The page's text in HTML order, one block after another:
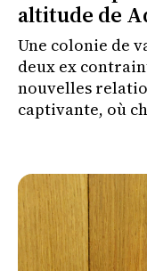
altitude de
Une colonie de
deux ex
nouvelles
captivante, où